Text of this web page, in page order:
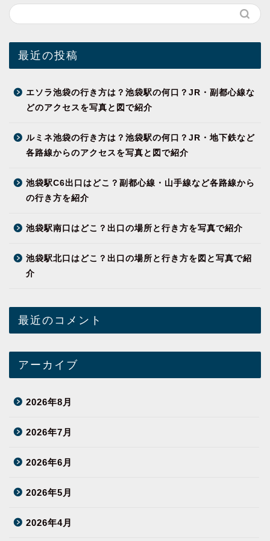
最近の投稿
エソラ池袋の行き方は？池袋駅の何口？JR・副都心線な
どのアクセスを写真と図で紹介
ルミネ池袋の行き方は？池袋駅の何口？JR・地下鉄など
各路線からのアクセスを写真と図で紹介
池袋駅C6出口はどこ？副都心線・山手線など各路線から
の行き方を紹介
池袋駅南口はどこ？出口の場所と行き方を写真で紹介
池袋駅北口はどこ？出口の場所と行き方を図と写真で紹
介
最近のコメント
アーカイブ
2026年8月
2026年7月
2026年6月
2026年5月
2026年4月